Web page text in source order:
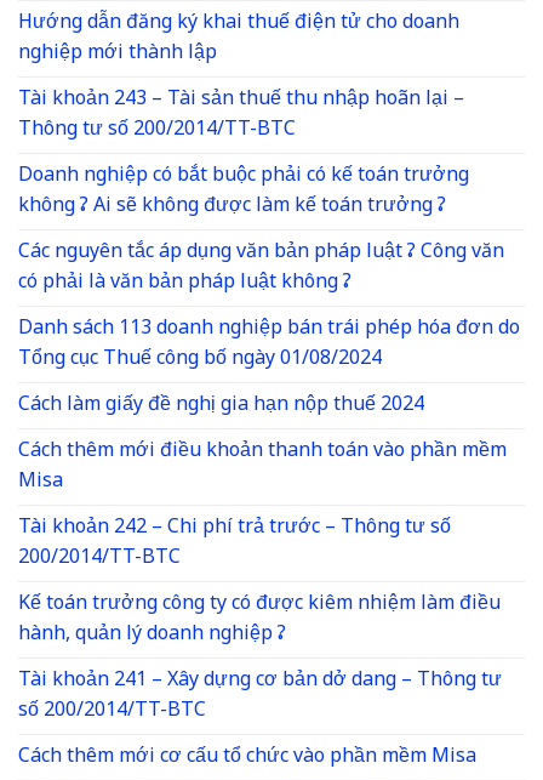
Hướng dẫn đăng ký khai thuế điện tử cho doanh
nghiệp mới thành lập
Tài khoản 243 – Tài sản thuế thu nhập hoãn lại –
Thông tư số 200/2014/TT-BTC
Doanh nghiệp có bắt buộc phải có kế toán trưởng
không ? Ai sẽ không được làm kế toán trưởng ?
Các nguyên tắc áp dụng văn bản pháp luật ? Công văn
có phải là văn bản pháp luật không ?
Danh sách 113 doanh nghiệp bán trái phép hóa đơn do
Tổng cục Thuế công bố ngày 01/08/2024
Cách làm giấy đề nghị gia hạn nộp thuế 2024
Cách thêm mới điều khoản thanh toán vào phần mềm
Misa
Tài khoản 242 – Chi phí trả trước – Thông tư số
200/2014/TT-BTC
Kế toán trưởng công ty có được kiêm nhiệm làm điều
hành, quản lý doanh nghiệp ?
Tài khoản 241 – Xây dựng cơ bản dở dang – Thông tư
số 200/2014/TT-BTC
Cách thêm mới cơ cấu tổ chức vào phần mềm Misa